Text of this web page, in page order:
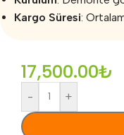
Kargo Süresi:
17,500.00₺
- +